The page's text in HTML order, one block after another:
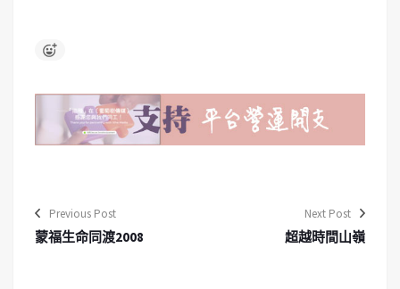
Previous Post
蒙福生命同渡2008
Next Post
超越時間山嶺